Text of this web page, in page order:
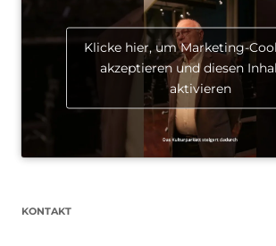
Klicke hier, um Marketing-
akzeptieren und diesen
aktivieren
KONTAKT